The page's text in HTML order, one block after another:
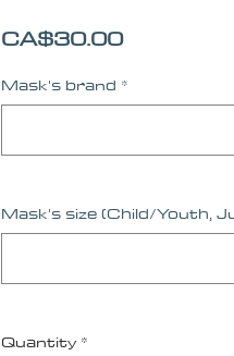
CA$30.00Price
Mask's brand *
Mask's size (Child/Youth,
Quantity *